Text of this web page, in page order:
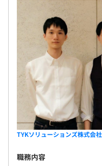
TYKソリューションズ株式会社
職務内容